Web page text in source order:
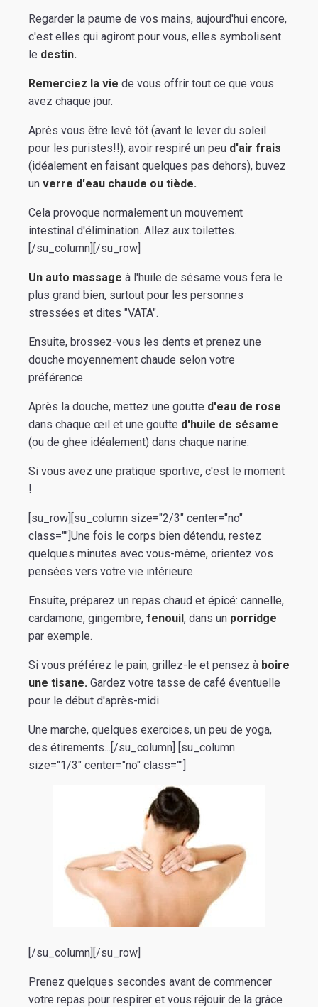
Regarder la paume de vos mains, aujourd'hui encore,
c'est elles qui agiront pour vous, elles symbolisent
le destin.
Remerciez la vie de vous offrir tout ce que vous
avez chaque jour.
Après vous être levé tôt (avant le lever du soleil
pour les puristes!!), avoir respiré un peu d'air frais
(idéalement en faisant quelques pas dehors), buvez
un verre d'eau chaude ou tiède.
Cela provoque normalement un mouvement
intestinal d'élimination. Allez aux toilettes.
[/su_column][/su_row]
Un auto massage à l'huile de sésame vous fera le
plus grand bien, surtout pour les personnes
stressées et dites "VATA".
Ensuite, brossez-vous les dents et prenez une
douche moyennement chaude selon votre
préférence.
Après la douche, mettez une goutte d'eau de rose
dans chaque œil et une goutte d'huile de sésame
(ou de ghee idéalement) dans chaque narine.
Si vous avez une pratique sportive, c'est le moment
!
[su_row][su_column size="2/3" center="no"
class=""]Une fois le corps bien détendu, restez
quelques minutes avec vous-même, orientez vos
pensées vers votre vie intérieure.
Ensuite, préparez un repas chaud et épicé: cannelle,
cardamone, gingembre, fenouil, dans un porridge
par exemple.
Si vous préférez le pain, grillez-le et pensez à boire
une tisane. Gardez votre tasse de café éventuelle
pour le début d'après-midi.
Une marche, quelques exercices, un peu de yoga,
des étirements...[/su_column] [su_column
size="1/3" center="no" class=""]
[/su_column][/su_row]
Prenez quelques secondes avant de commencer
votre repas pour respirer et vous réjouir de la grâce